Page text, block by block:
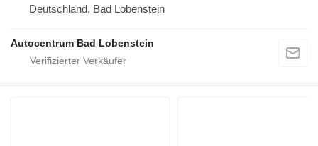
Deutschland, Bad Lobenstein
Autocentrum Bad Lobenstein